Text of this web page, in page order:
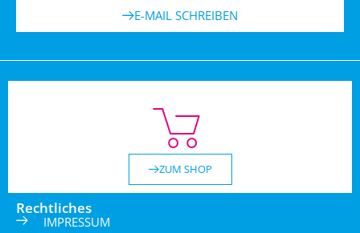
E-MAIL SCHREIBEN
ZUM SHOP
Rechtliches
IMPRESSUM